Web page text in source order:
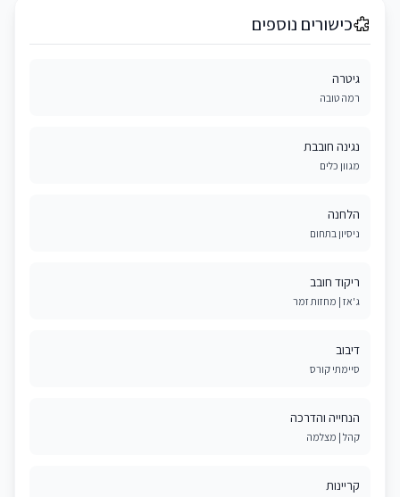
כישורים נוספים
גיטרה
רמה טובה
נגינה חובבת
מגוון כלים
הלחנה
ניסיון בתחום
ריקוד חובב
ג'אז | מחזות זמר
דיבוב
סיימתי קורס
הנחייה והדרכה
קהל | מצלמה
קריינות